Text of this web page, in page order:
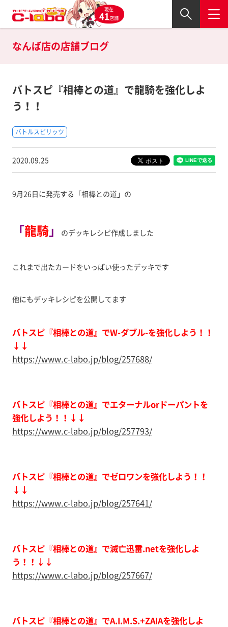
現在
41店舗
なんば店の店舗ブログ
バトスピ『相棒との道』で龍騎を強化しよ
う！！
バトルスピリッツ
2020.09.25
9月26日に発売する「相棒との道」の
「龍騎」 のデッキレシピ作成しました
これまで出たカードをいっぱい使ったデッキです
他にもデッキレシピを公開してます
バトスピ『相棒との道』でW-ダブル-を強化しよう！！
↓↓
https://www.c-labo.jp/blog/257688/
バトスピ『相棒との道』でエターナルorドーパントを
強化しよう！！↓↓
https://www.c-labo.jp/blog/257793/
バトスピ『相棒との道』でゼロワンを強化しよう！！
↓↓
https://www.c-labo.jp/blog/257641/
バトスピ『相棒との道』で滅亡迅雷.netを強化しよ
う！！↓↓
https://www.c-labo.jp/blog/257667/
バトスピ『相棒との道』でA.I.M.S.+ZAIAを強化しよ